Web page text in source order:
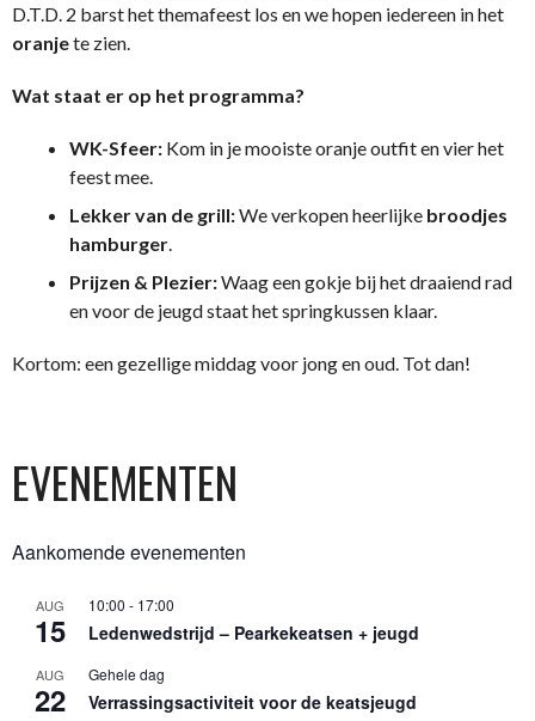
D.T.D. 2 barst het themafeest los en we hopen iedereen in het
oranjete zien.
Wat staat er op het programma?
WK-Sfeer: Kom in je mooiste oranje outfit en vier het
feest mee.
Lekker van de grill:We verkopen heerlijke broodjes
hamburger
Prijzen & Plezier:Waag een gokje bij het draaiend rad
en voor de jeugd staat het springkussen klaar.
Kortom: een gezellige middag voor jong en oud. Tot dan!
EVENEMENTEN
Aankomende evenementen
AUG
15
10:00 - 17:00
Ledenwedstrijd – Pearkekeatsen + jeugd
AUG
22
Gehele dag
Verrassingsactiviteit voor de keatsjeugd